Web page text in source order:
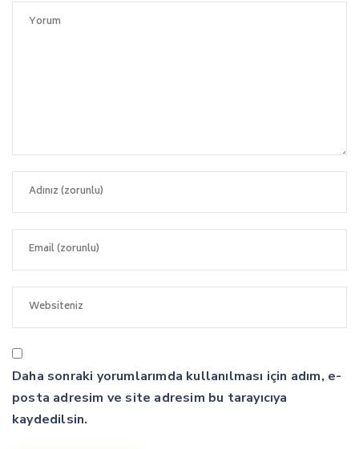
Daha sonraki yorumlarımda kullanılması için adım, e-
posta adresim ve site adresim bu tarayıcıya
kaydedilsin.